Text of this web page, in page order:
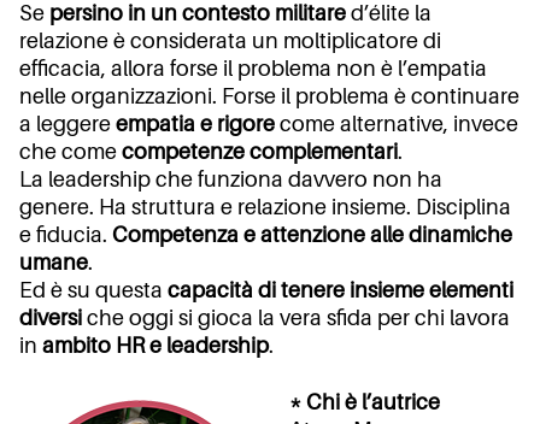
Se persino in un contesto militare d’élite la
relazione è considerata un moltiplicatore di
efficacia, allora forse il problema non è l’empatia
nelle organizzazioni. Forse il problema è continuare
a leggere empatia e rigore come alternative, invece
che come competenze complementari.
La leadership che funziona davvero non ha
genere. Ha struttura e relazione insieme. Disciplina
e fiducia. Competenza e attenzione alle dinamiche
umane.
Ed è su questa capacità di tenere insieme elementi
diversi che oggi si gioca la vera sfida per chi lavora
in ambito HR e leadership.
* Chi è l’autrice